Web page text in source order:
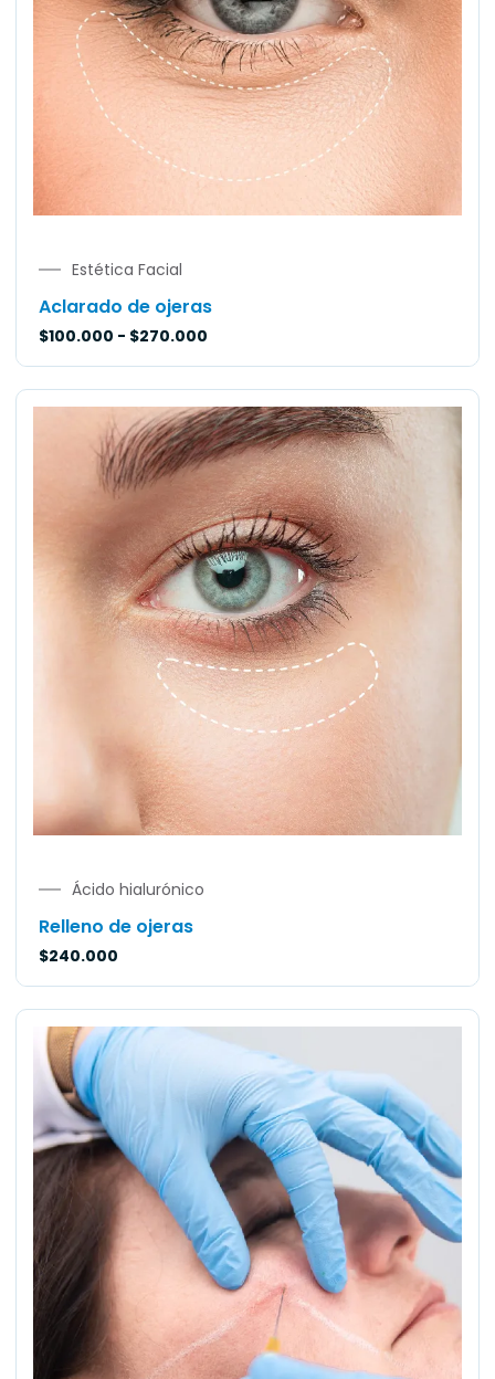
Estética Facial
Aclarado de ojeras
$100.000 - $270.000
Ácido hialurónico
Relleno de ojeras
$240.000